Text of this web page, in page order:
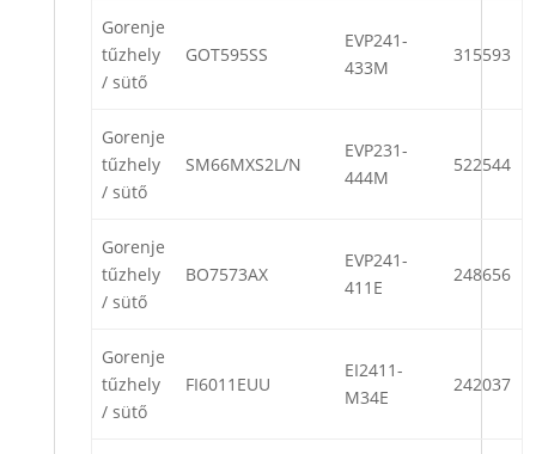
Gorenje
tűzhely
/ sütő
GOT595SS
EVP241-
433M
315593
Gorenje
tűzhely
/ sütő
SM66MXS2L/N
EVP231-
444M
522544
Gorenje
tűzhely
/ sütő
BO7573AX
EVP241-
411E
248656
Gorenje
tűzhely
/ sütő
FI6011EUU
EI2411-
M34E
242037